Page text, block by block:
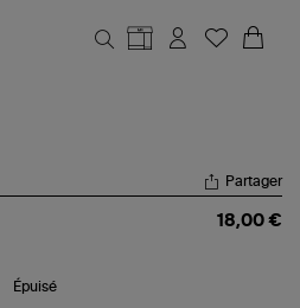
Partager
18,00 €
Épuisé